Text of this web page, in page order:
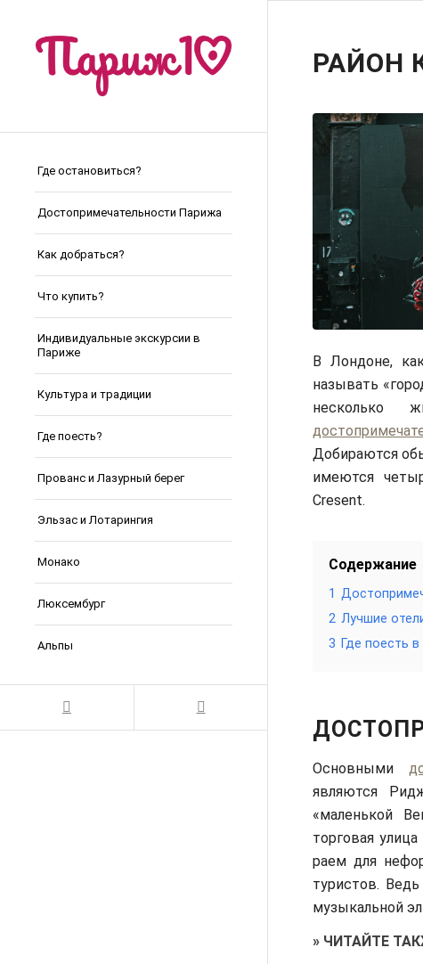
Где остановиться?
Достопримечательности Парижа
Как добраться?
Что купить?
Индивидуальные экскурсии в
Париже
Культура и традиции
Где поесть?
Прованс и Лазурный берег
Эльзас и Лотарингия
Монако
Люксембург
Альпы
РАЙОН
В Лондоне,
называть
несколько
Добираются
имеются
Cresent.
Содержание
1
2 Лучшие
3 Где поесть
Основными
являются
«маленькой
торговая
раем для
туристов.
музыкальной
» ЧИТАЙТЕ